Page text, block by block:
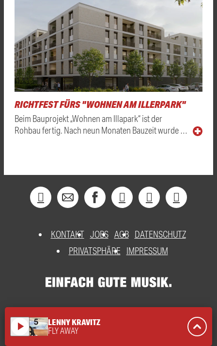
RICHTFEST FÜRS "WOHNEN AM ILLERPARK"
Beim Bauprojekt „Wohnen am Illapark“ ist der
Rohbau fertig. Nach neun Monaten Bauzeit wurde …
KONTAKT JOBS AGB DATENSCHUTZ
PRIVATSPHÄRE
IMPRESSUM
play_arrow LENNY KRAVITZ
FLY AWAY